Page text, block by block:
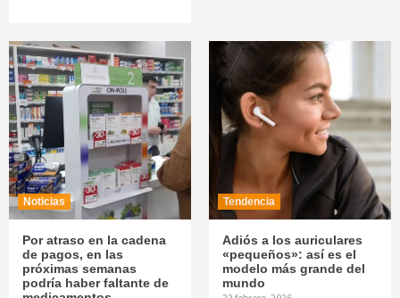
Noticias
Por atraso en la cadena
de pagos, en las
próximas semanas
podría haber faltante de
Tendencia
Adiós a los auriculares
«pequeños»: así es el
modelo más grande del
mundo